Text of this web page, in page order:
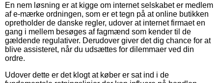
En nem løsning er at kigge om internet selskabet er medlem
af e-mærke ordningen, som er et tegn på at online butikken
opretholder de danske regler, udover at internet firmaet en
gang i mellem besøges af fagmænd som kender til de
gældende regulativer. Derudover giver det dig chance for at
blive assisteret, når du udsættes for dilemmaer ved din
ordre.
Udover dette er det klogt at køber er sat ind i de